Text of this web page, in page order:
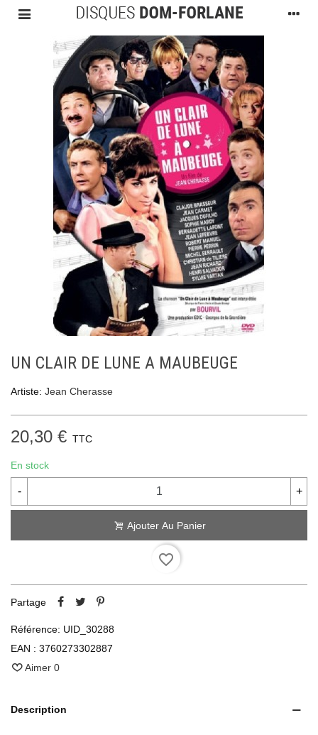
UN CLAIR DE LUNE A MAUBEUGE
Artiste: Jean Cherasse
20,30 € TTC
En stock
- +
Ajouter Au Panier
favorite_border
Partage
Référence: UID_30288
EAN : 3760273302887
Aimer 0
Description